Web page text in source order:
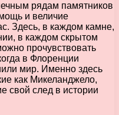
рядам памятников
и величие
Здесь, в каждом камне,
в каждом скрытом
прочувствовать
в Флоренции
мир. Именно здесь
как Микеланджело,
свой след в истории